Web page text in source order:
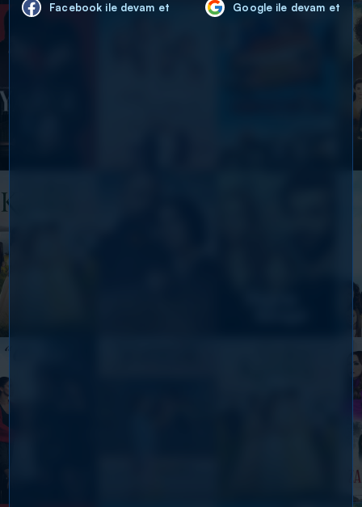
Facebook ile devam et Google ile devam et